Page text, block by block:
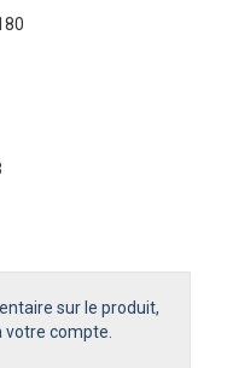
sur le produit,
votre compte.